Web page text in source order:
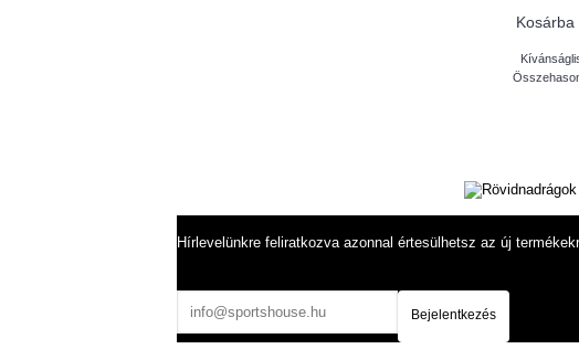
Kosárba
Hírlevelünkre feliratkozva azonnal értesülhetsz az új
Bejelentkezés